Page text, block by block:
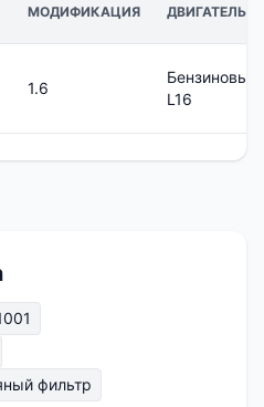
МОДИФИКАЦИЯ ДВИГАТЕЛЬ
1.6
Бензиновый
L16
фильтр